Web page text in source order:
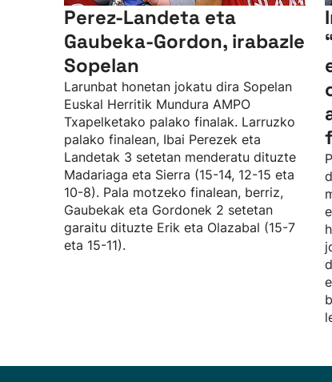
Perez-Landeta eta
Gaubeka-Gordon, irabazle
Sopelan
Larunbat honetan jokatu dira Sopelan
Euskal Herritik Mundura AMPO
Txapelketako palako finalak. Larruzko
palako finalean, Ibai Perezek eta
Landetak 3 setetan menderatu dituzte
Madariaga eta Sierra (15-14, 12-15 eta
10-8). Pala motzeko finalean, berriz,
Gaubekak eta Gordonek 2 setetan
garaitu dituzte Erik eta Olazabal (15-7
eta 15-11).